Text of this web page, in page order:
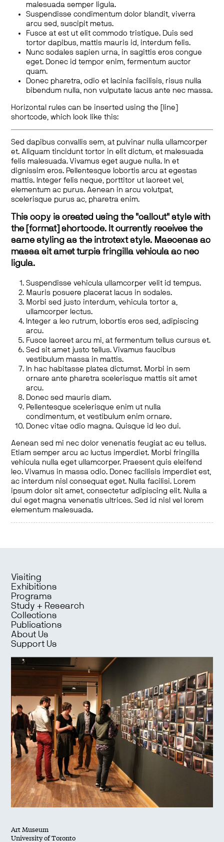
malesuada semper ligula.
Suspendisse condimentum dolor blandit, viverra
arcu sed, suscipit metus.
Fusce at est ut elit commodo tristique. Duis sed
tortor dapibus, mattis mauris id, interdum felis.
Nunc sodales sapien urna, in sagittis eros congue
eget. Donec id tempor enim, fermentum auctor
quam.
Donec pharetra, odio et lacinia facilisis, risus nulla
bibendum nulla, non vulputate lacus ante nec massa.
Horizontal rules can be inserted using the [line]
shortcode, which look like this:
Sed dapibus convallis sem, at pulvinar nulla ullamcorper
et. Aliquam tincidunt tortor in elit dictum, et malesuada
felis malesuada. Vivamus eget augue nulla. In et
dignissim eros. Pellentesque lobortis arcu at egestas
mattis. Integer felis neque, porttitor ut laoreet vel,
elementum ac purus. Aenean in arcu volutpat,
scelerisque purus ac, pharetra enim.
This copy is created using the "callout" style with
the [format] shortcode. It currently receives the
same styling as the introtext style. Maecenas ac
massa sit amet turpis fringilla vehicula ac nec
ligula.
Suspendisse vehicula ullamcorper velit id tempus.
Mauris posuere placerat lacus in sodales.
Morbi sed justo interdum, vehicula tortor a,
ullamcorper lectus.
Integer a leo rutrum, lobortis eros sed, adipiscing
arcu.
Fusce laoreet arcu mi, at fermentum tellus cursus et.
Sed sit amet justo tellus. Vivamus faucibus
vestibulum massa in mattis.
In hac habitasse platea dictumst. Morbi in sem
ornare ante pharetra scelerisque mattis sit amet
arcu.
Donec sed mauris diam.
Pellentesque scelerisque enim ut nulla
condimentum, et vestibulum enim ornare.
Donec vitae odio magna. Quisque id leo dui.
Aenean sed mi nec dolor venenatis feugiat ac eu tellus.
Etiam semper arcu ac luctus imperdiet. Morbi fringilla
vehicula nulla eget ullamcorper. Praesent quis eleifend
leo. Vivamus in massa odio. Donec facilisis imperdiet est,
ac interdum nisl consequat eget. Nulla facilisi. Lorem
ipsum dolor sit amet, consectetur adipiscing elit. Nulla a
dui eget magna venenatis ultrices. Sed id nisl vel lorem
elementum malesuada.
Visiting
Exhibitions
Programs
Study + Research
Collections
Publications
About Us
Support Us
Art Museum
University of Toronto